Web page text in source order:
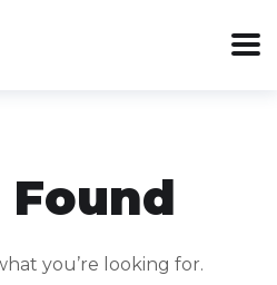
you’re looking for.